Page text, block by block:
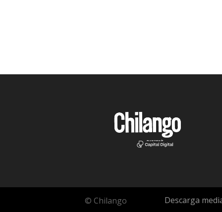
© Chilango Descarga